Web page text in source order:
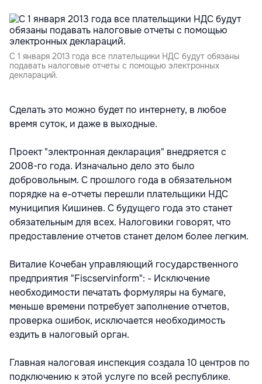
С 1 января 2013 года все плательщики НДС будут обязаны
подавать налоговые отчеты с помощью электронных
деклараций.
Сделать это можно будет по интернету, в любое
время суток, и даже в выходные.
Проект "электронная декларация" внедряется с
2008-го года. Изначально дело это было
добровольным. С прошлого года в обязательном
порядке на е-отчеты перешли плательщики НДС
муниципия Кишинев. С будущего года это станет
обязательным для всех. Налоговики говорят, что
предоставление отчетов станет делом более легким.
Виталие Кочебан управляющий государственного
предприятия "Fiscservinform": - Исключение
необходимости печатать формуляры на бумаге,
меньше времени потребует заполнение отчетов,
проверка ошибок, исключается необходимость
ездить в налоговый орган.
Главная налоговая инспекция создала 10 центров по
подключению к этой услуге по всей республике.